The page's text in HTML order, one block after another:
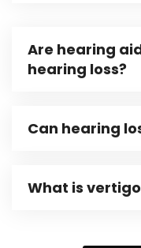
Are hearing
hearing loss?
Can hearing
What is